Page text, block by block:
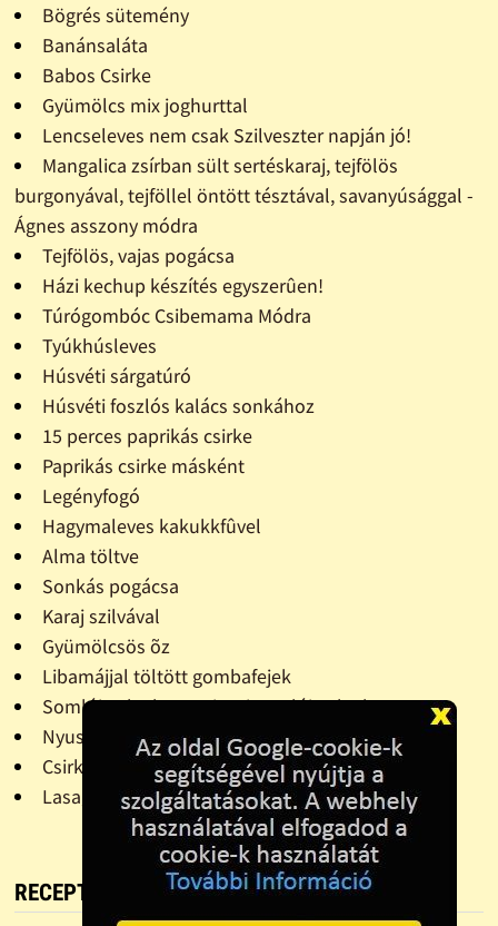
Bögrés sütemény
Banánsaláta
Babos Csirke
Gyümölcs mix joghurttal
Lencseleves nem csak Szilveszter napján jó!
Mangalica zsírban sült sertéskaraj, tejfölös
burgonyával, tejföllel öntött tésztával, savanyúsággal -
Ágnes asszony módra
Tejfölös, vajas pogácsa
Házi kechup készítés egyszerûen!
Túrógombóc Csibemama Módra
Tyúkhúsleves
Húsvéti sárgatúró
Húsvéti foszlós kalács sonkához
15 perces paprikás csirke
Paprikás csirke másként
Legényfogó
Hagymaleves kakukkfûvel
Alma töltve
Sonkás pogácsa
Karaj szilvával
Gyümölcsös õz
Libamájjal töltött gombafejek
Somlói galuska - Az igazi somlói galuska
Nyusziszem
Csirke- ragu leves
Lasagne görögösen
RECEPT FOTÓ